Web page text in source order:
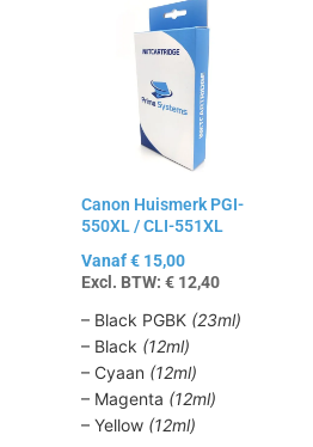
Canon Huismerk PGI-
550XL / CLI-551XL
Vanaf€ 15,00
Excl. BTW: € 12,40
– Black PGBK (23ml)
– Black (12ml)
– Cyaan (12ml)
– Magenta (12ml)
– Yellow (12ml)
gekozen
worden
productpagina